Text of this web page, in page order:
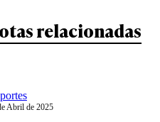
relacionadas
Abril de 2025